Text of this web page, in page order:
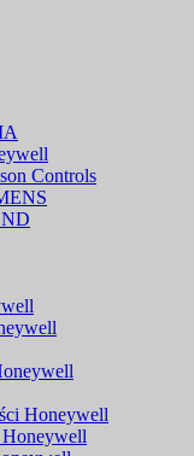
Controls
Honeywell
Honeywell